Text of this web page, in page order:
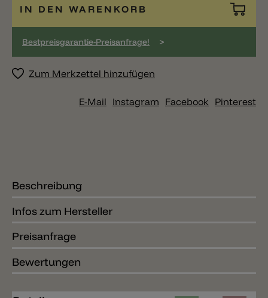
IN DEN WARENKORB
Bestpreisgarantie-Preisanfrage! >
Zum Merkzettel hinzufügen
E-Mail Instagram Facebook Pinterest
Beschreibung
Infos zum Hersteller
Preisanfrage
Bewertungen